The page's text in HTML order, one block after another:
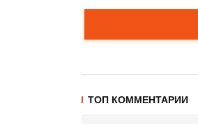
ТОП КОММЕНТАРИИ